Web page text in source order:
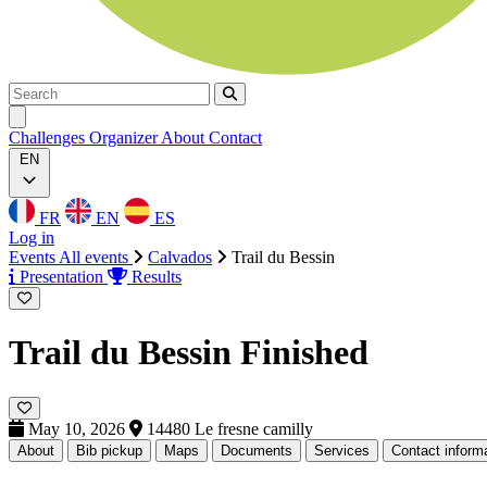
Search
Search
Challenges OrganizerAbout Contact
EN
FR EN
ES
Log in
Events All events Calvados
Trail du Bessin
Presentation
Results
Trail du Bessin Finished
May 10, 2026 14480 Le fresne camilly
About Bib pickup Maps Documents Services Contact